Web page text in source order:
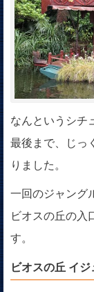
なんというシチ
最後まで、じっ
りました。
一回のジャング
ビオスの丘の入
す。
ビオスの丘 イジ